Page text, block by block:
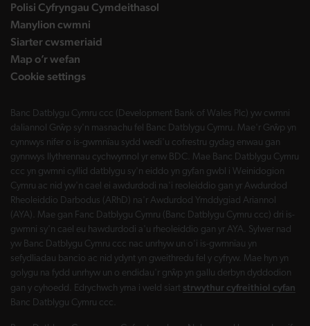
Polisi Cyfryngau Cymdeithasol
Manylion cwmni
Siarter cwsmeriaid
Map o’r wefan
Cookie settings
Banc Datblygu Cymru ccc (Development Bank of Wales Plc) yw cwmni
daliannol Grŵp sy'n masnachu fel Banc Datblygu Cymru. Mae'r Grŵp yn
cynnwys nifer o is-gwmnïau sydd wedi'u cofrestru gydag enwau gan
gynnwys llythrennau cychwynnol yr enw BDC. Mae Banc Datblygu Cymru
ccc yn gwmni cyllid datblygu sy'n eiddo yn gyfan gwbl i Weinidogion
Cymru ac nid yw'n cael ei awdurdodi na'i reoleiddio gan yr Awdurdod
Rheoleiddio Darbodus (ARhD) na'r Awdurdod Ymddygiad Ariannol
(AYA). Mae gan Fanc Datblygu Cymru (Banc Datblygu Cymru ccc) dri is-
gwmni sy'n cael eu hawdurdodi a'u rheoleiddio gan yr AYA. Sylwer nad
yw Banc Datblygu Cymru ccc nac unrhyw un o'i is-gwmnïau yn
sefydliadau bancio ac nid ydynt yn gweithredu fel y cyfryw. Mae hyn yn
golygu na fydd unrhyw un o endidau'r grŵp yn gallu derbyn dyddodion
gan y cyhoedd. Edrychwch yma i weld siart strwythur cyfreithiol cyfan
Banc Datblygu Cymru ccc.